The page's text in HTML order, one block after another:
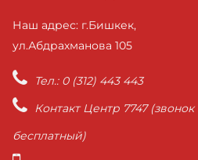
Наш адрес: г.Бишкек,
ул.Абдрахманова 105
Тел.: 0 (312) 443 443
Контакт Центр 7747 (звонок
бесплатный)